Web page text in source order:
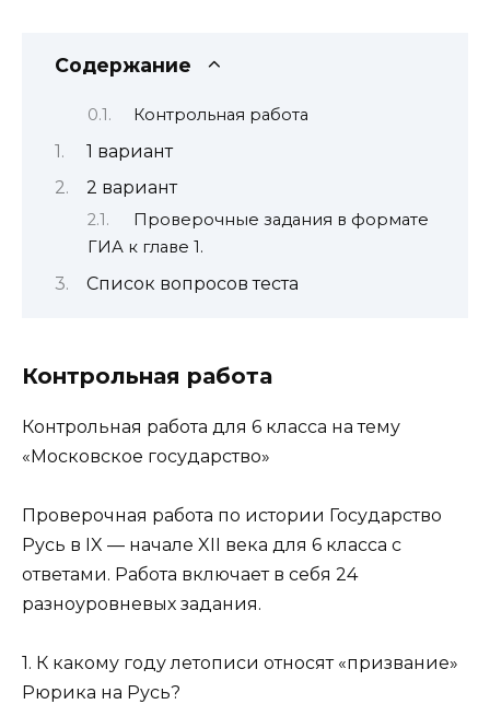
Содержание
Контрольная работа
1 вариант
2 вариант
Проверочные задания в формате
ГИА к главе 1.
Список вопросов теста
Контрольная работа
Контрольная работа для 6 класса на тему
«Московское государство»
Проверочная работа по истории Государство
Русь в IX — начале XII века для 6 класса с
ответами. Работа включает в себя 24
разноуровневых задания.
1. К какому году летописи относят «призвание»
Рюрика на Русь?